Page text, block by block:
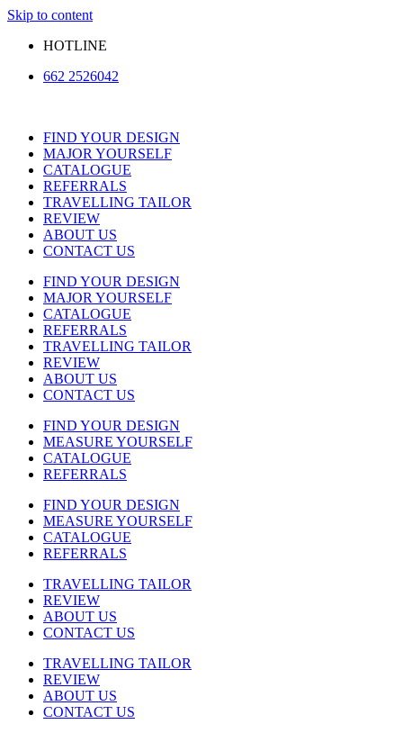
Skip to content
HOTLINE
662 2526042
FIND YOUR DESIGN
MAJOR YOURSELF
CATALOGUE
REFERRALS
TRAVELLING TAILOR
REVIEW
ABOUT US
CONTACT US
FIND YOUR DESIGN
MAJOR YOURSELF
CATALOGUE
REFERRALS
TRAVELLING TAILOR
REVIEW
ABOUT US
CONTACT US
FIND YOUR DESIGN
MEASURE YOURSELF
CATALOGUE
REFERRALS
FIND YOUR DESIGN
MEASURE YOURSELF
CATALOGUE
REFERRALS
TRAVELLING TAILOR
REVIEW
ABOUT US
CONTACT US
TRAVELLING TAILOR
REVIEW
ABOUT US
CONTACT US